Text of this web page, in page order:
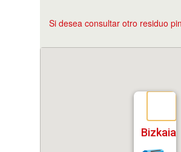
Si desea consultar otro residuo
Bizkaia